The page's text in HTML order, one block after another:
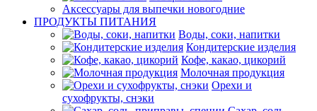
Аксессуары для выпечки новогодние
ПРОДУКТЫ ПИТАНИЯ
Воды, соки, напитки
Кондитерские изделия
Кофе, какао, цикорий
Молочная продукция
Орехи и
сухофрукты, снэки